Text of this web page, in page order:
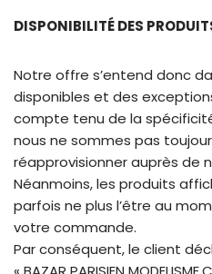
DISPONIBILITÉ DES
Notre offre s’entend donc
disponibles et des
compte tenu de la
nous ne sommes pas
réapprovisionner auprès de
Néanmoins, les produits
parfois ne plus l’être au
votre commande.
Par conséquent, le client